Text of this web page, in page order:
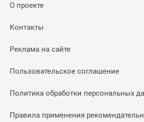
О проекте
Контакты
Реклама на сайте
Пользовательское соглашение
Политика обработки персональных
Правила применения